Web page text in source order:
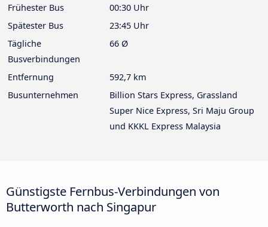
Frühester Bus
00:30 Uhr
Spätester Bus
23:45 Uhr
Tägliche
Busverbindungen
66 Ø
Entfernung
592,7 km
Busunternehmen
Billion Stars Express, Grassland
Super Nice Express, Sri Maju Group
und KKKL Express Malaysia
Günstigste Fernbus-Verbindungen von
Butterworth nach Singapur